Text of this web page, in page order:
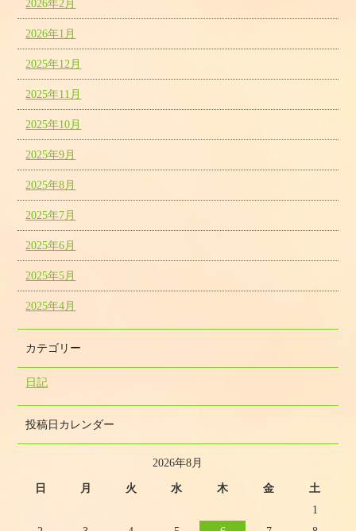
2026年2月
2026年1月
2025年12月
2025年11月
2025年10月
2025年9月
2025年8月
2025年7月
2025年6月
2025年5月
2025年4月
カテゴリー
日記
投稿日カレンダー
2026年8月
日 月 火 水 木 金
土
1